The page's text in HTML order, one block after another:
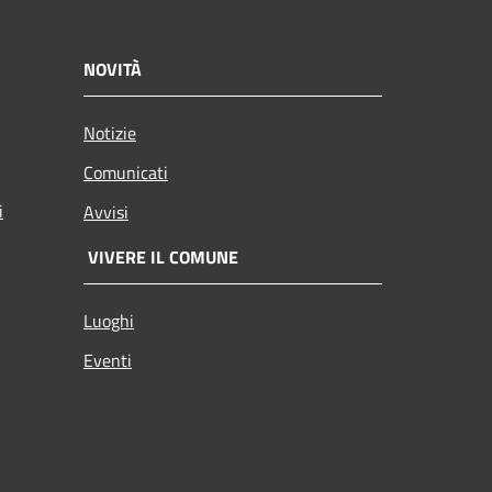
NOVITÀ
Notizie
Comunicati
Avvisi
VIVERE IL COMUNE
Luoghi
Eventi